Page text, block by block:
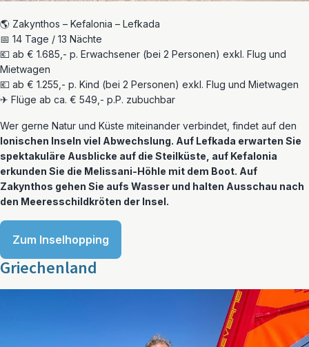
🌎 Zakynthos – Kefalonia – Lefkada
📅 14 Tage / 13 Nächte
💶 ab € 1.685,- p. Erwachsener (bei 2 Personen) exkl. Flug und
Mietwagen
💶 ab € 1.255,- p. Kind (bei 2 Personen) exkl. Flug und Mietwagen
✈ Flüge ab ca. € 549,- p.P. zubuchbar
Wer gerne Natur und Küste miteinander verbindet, findet auf den
Ionischen Inseln viel Abwechslung. Auf Lefkada erwarten Sie
spektakuläre Ausblicke auf die Steilküste, auf Kefalonia
erkunden Sie die Melissani-Höhle mit dem Boot. Auf
Zakynthos gehen Sie aufs Wasser und halten Ausschau nach
den Meeresschildkröten der Insel.
Zum Inselhopping
Griechenland